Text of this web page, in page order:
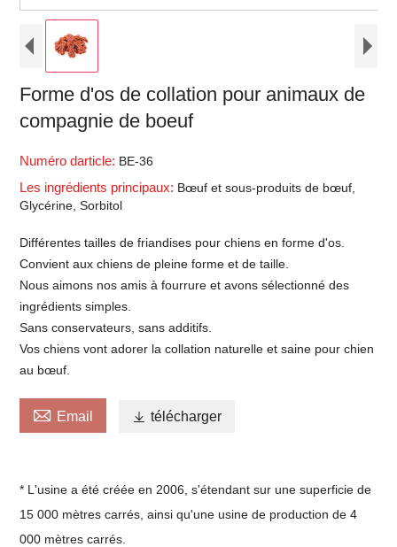
Forme d'os de collation pour animaux de
compagnie de boeuf
Numéro darticle: BE-36
Les ingrédients principaux: Bœuf et sous-produits de bœuf,
Glycérine, Sorbitol
Différentes tailles de friandises pour chiens en forme d'os.
Convient aux chiens de pleine forme et de taille.
Nous aimons nos amis à fourrure et avons sélectionné des
ingrédients simples.
Sans conservateurs, sans additifs.
Vos chiens vont adorer la collation naturelle et saine pour chien
au bœuf.
 Email  télécharger
* L'usine a été créée en 2006, s'étendant sur une superficie de
15 000 mètres carrés, ainsi qu'une usine de production de 4
000 mètres carrés.